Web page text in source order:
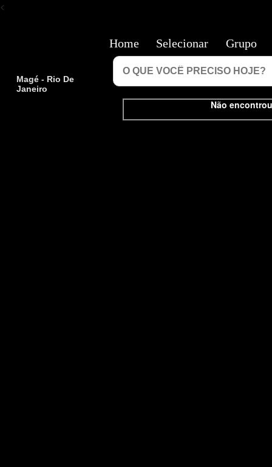
<
Magé - Rio De
Janeiro
Não
Home Selecionar Grupo